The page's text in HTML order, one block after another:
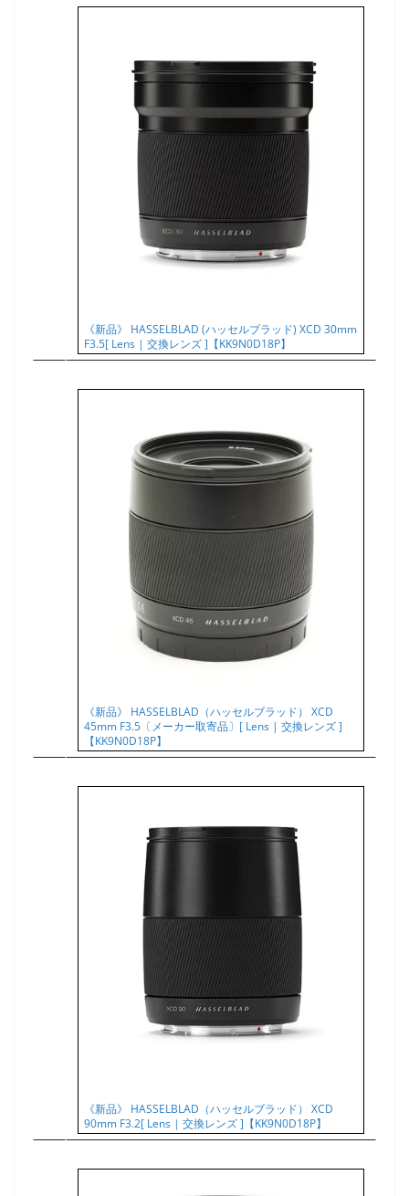
《新品》 HASSELBLAD (ハッセルブラッド) XCD 30mm
F3.5[ Lens | 交換レンズ ]【KK9N0D18P】
《新品》 HASSELBLAD（ハッセルブラッド） XCD
45mm F3.5〔メーカー取寄品〕[ Lens | 交換レンズ ]
【KK9N0D18P】
《新品》 HASSELBLAD（ハッセルブラッド） XCD
90mm F3.2[ Lens | 交換レンズ ]【KK9N0D18P】